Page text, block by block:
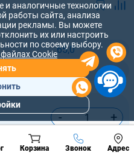
65,0
- +
сейчас
Корзина Звонок Адрес
Позвонить
разделы
аналогичные технологии
работы сайта, анализа
рекламы. Вы можете
их или настроить
по своему выбору.
Cookie